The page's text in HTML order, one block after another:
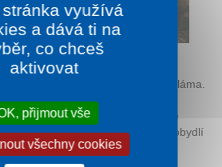
bydlení Humenné
bylo dřevo, hlína, kámen a sláma.
Polianky je dodnes schopná
doplňují sýpky a studna. Obdobně
je příkladem úzkého spojení obydlí
stránka využívá
a dává ti na
co chceš
aktivovat
přijmout vše
všechny cookies